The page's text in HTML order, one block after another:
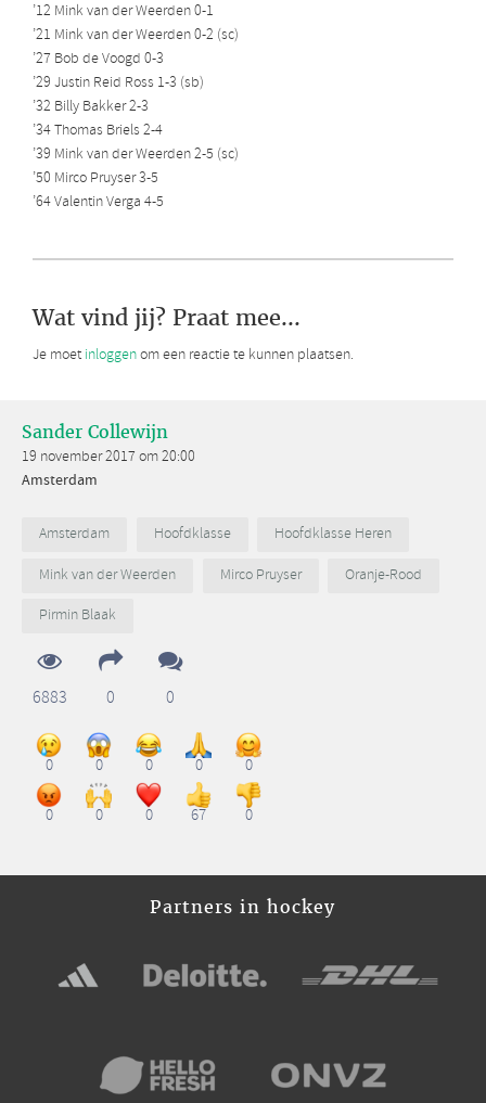
’12 Mink van der Weerden 0-1
’21 Mink van der Weerden 0-2 (sc)
’27 Bob de Voogd 0-3
’29 Justin Reid Ross 1-3 (sb)
’32 Billy Bakker 2-3
’34 Thomas Briels 2-4
’39 Mink van der Weerden 2-5 (sc)
’50 Mirco Pruyser 3-5
’64 Valentin Verga 4-5
Wat vind jij? Praat mee...
Je moet inloggenom een reactie te kunnen plaatsen.
Sander Collewijn
19 november 2017 om 20:00
Amsterdam
Amsterdam Hoofdklasse
Hoofdklasse Heren
Mink van der Weerden
Mirco Pruyser
Oranje-Rood
Pirmin Blaak
6883 0 0
0 0 0 0 0
0 0 0 67 0
Partners in hockey